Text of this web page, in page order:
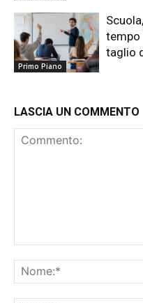
Primo Piano
tempo
taglio
LASCIA UN COMMENTO